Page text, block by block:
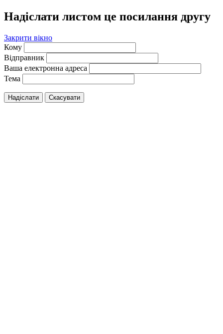
Надіслати листом це посилання другу
Закрити вікно
Кому
Відправник
Ваша електронна адреса
Тема
Надіслати Скасувати